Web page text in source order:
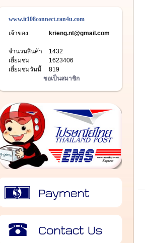
www.it108connect.ran4u.com
เจ้าของ:
krieng.nt@gmail.com
จำนวนสินค้า
1432
เยี่ยมชม
1623406
เยี่ยมชมวันนี้
819
ขอเป็นสมาชิก